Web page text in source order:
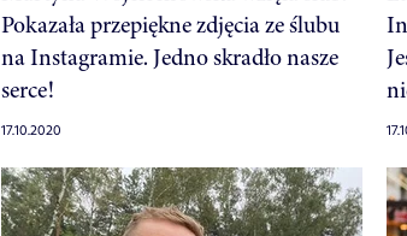
Pokazała przepiękne zdjęcia ze ślubu
na Instagramie. Jedno skradło nasze
serce!
17.10.2020